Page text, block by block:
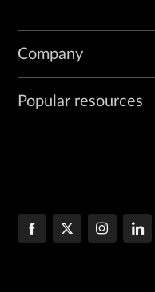
Company
Popular resources